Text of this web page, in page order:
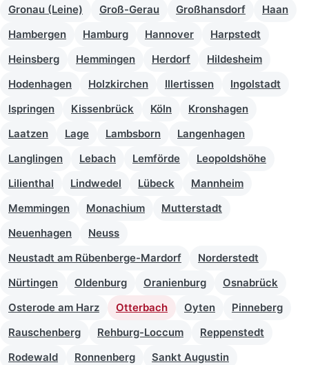
Gronau (Leine) Groß-Gerau Großhansdorf
Haan
Hambergen
Hamburg Hannover
Harpstedt
Heinsberg
Hemmingen Herdorf
Hildesheim
Hodenhagen
Holzkirchen Illertissen
Ingolstadt
Ispringen
Kissenbrück Köln
Kronshagen
Laatzen
Lage Lambsborn
Langenhagen
Langlingen
Lebach Lemförde
Leopoldshöhe
Lilienthal
Lindwedel Lübeck
Mannheim
Memmingen
Monachium
Mutterstadt
Neuenhagen
Neuss
Neustadt am Rübenberge-Mardorf
Norderstedt
Nürtingen
Oldenburg Oranienburg
Osnabrück
Osterode am Harz
Otterbach Oyten
Pinneberg
Rauschenberg
Rehburg-Loccum
Reppenstedt
Rodewald
Ronnenberg
Sankt Augustin